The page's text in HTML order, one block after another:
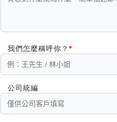
我們怎麼稱呼你？
公司統編